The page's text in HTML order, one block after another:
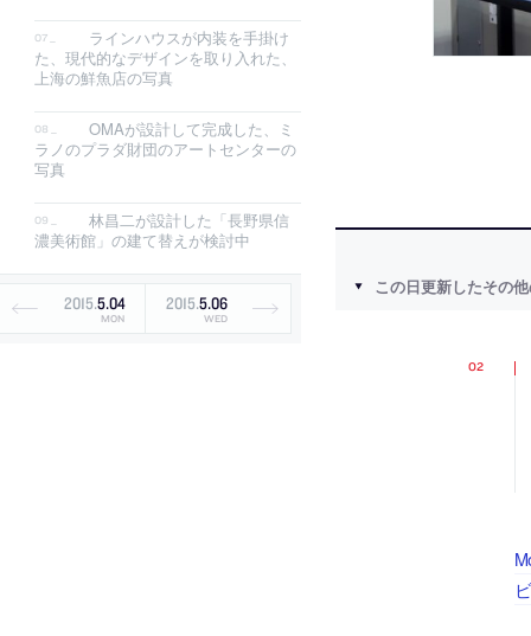
ラインハウスが内装を手掛け
た、現代的なデザインを取り入れた、
上海の鮮魚店の写真
OMAが設計して完成した、ミ
ラノのプラダ財団のアートセンターの
写真
林昌二が設計した「長野県信
濃美術館」の建て替えが検討中
2015.5.04
MON
2015.5.06
WED
この日更新したその